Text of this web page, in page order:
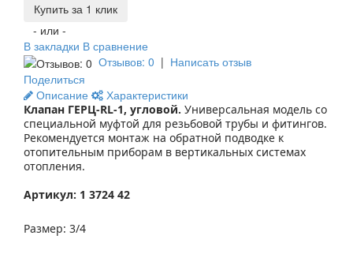
Купить за 1 клик
- или -
В закладки В сравнение
Отзывов: 0 | Написать отзыв
Поделиться
Описание
Характеристики
Клапан ГЕРЦ-RL-1, угловой. Универсальная модель со
специальной муфтой для резьбовой трубы и фитингов.
Рекомендуется монтаж на обратной подводке к
отопительным приборам в вертикальных системах
отопления.
Артикул: 1 3724 42
Размер: 3/4